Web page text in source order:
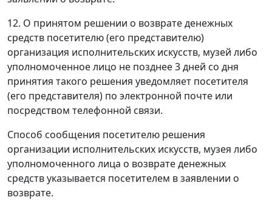
12. О принятом решении о возврате денежных
средств посетителю (его представителю)
организация исполнительских искусств, музей либо
уполномоченное лицо не позднее 3 дней со дня
принятия такого решения уведомляет посетителя
(его представителя) по электронной почте или
посредством телефонной связи.
Способ сообщения посетителю решения
организации исполнительских искусств, музея либо
уполномоченного лица о возврате денежных
средств указывается посетителем в заявлении о
возврате.